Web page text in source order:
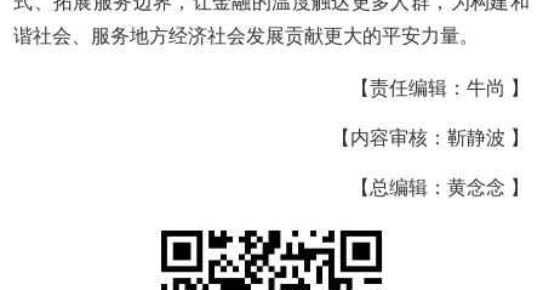
谐社会、服务地方经济社会发展贡献更大的平安力量。
【责任编辑：牛尚 】
【内容审核：靳静波 】
【总编辑：黄念念 】